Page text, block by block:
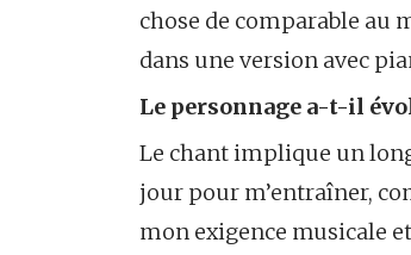
chose de comparable au
dans une version avec
Le personnage a-t-il
Le chant implique un
jour pour m’entraîner,
mon exigence musicale